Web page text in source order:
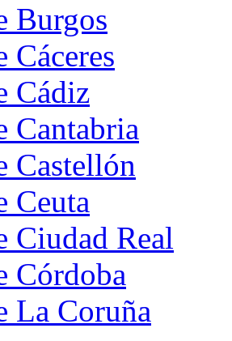
Burgos
Cáceres
Cádiz
Cantabria
Castellón
Ceuta
Ciudad Real
Córdoba
La Coruña